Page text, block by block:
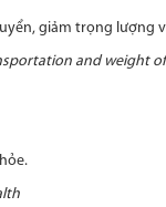
giảm trọng lượng
and weight